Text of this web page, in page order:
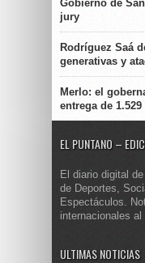
Gobierno de
jury
Rodríguez Saá
generativas y
Merlo: el
entrega de
EL PUNTANO –
El diario digital
de Deportes,
Espectáculos.
internacionales al
ULTIMAS NOTICIAS